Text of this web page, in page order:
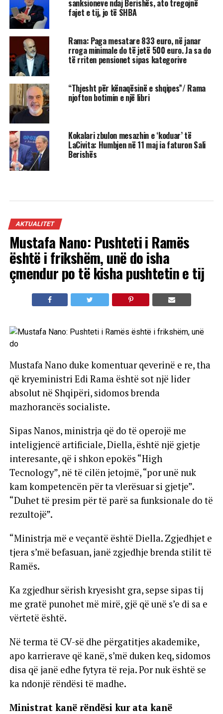
sanksioneve ndaj Berishës, ato tregojnë
fajet e tij, jo të SHBA
Rama: Paga mesatare 833 euro, në janar
rroga minimale do të jetë 500 euro. Ja sa do
të rriten pensionet sipas kategorive
“Thjesht për kënaqësinë e shqipes”/ Rama
njofton botimin e një libri
Kokalari zbulon mesazhin e ‘koduar’ të
LaCivita: Humbjen në 11 maj ia faturon Sali
Berishës
AKTUALITET
Mustafa Nano: Pushteti i Ramës
është i frikshëm, unë do isha
çmendur po të kisha pushtetin e tij
Mustafa Nano duke komentuar qeverinë e re, tha
që kryeministri Edi Rama është sot një lider
absolut në Shqipëri, sidomos brenda
mazhorancës socialiste.
Sipas Nanos, ministrja që do të operojë me
inteligjencë artificiale, Diella, është një gjetje
interesante, që i shkon epokës “High
Tecnology”, në të cilën jetojmë, “por unë nuk
kam kompetencën për ta vlerësuar si gjetje”.
“Duhet të presim për të parë sa funksionale do të
rezultojë”.
“Ministrja më e veçantë është Diella. Zgjedhjet e
tjera s’më befasuan, janë zgjedhje brenda stilit të
Ramës.
Ka zgjedhur sërish kryesisht gra, sepse sipas tij
me gratë punohet më mirë, gjë që unë s’e di sa e
vërtetë është.
Në terma të CV-së dhe përgatitjes akademike,
apo karrierave që kanë, s’më duken keq, sidomos
disa që janë edhe fytyra të reja. Por nuk është se
ka ndonjë rëndësi të madhe.
Ministrat kanë rëndësi kur ata kanë